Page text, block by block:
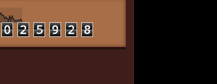
0 2 5 9 2 8